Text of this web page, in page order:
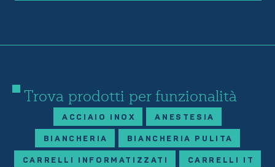
Trova prodotti per funzionalità
ACCIAIO INOX ANESTESIA
BIANCHERIA BIANCHERIA PULITA
CARRELLI INFORMATIZZATI CARRELLI IT